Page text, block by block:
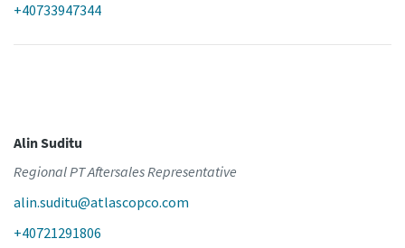
+40733947344
Alin Suditu
Regional PT Aftersales Representative
alin.suditu@atlascopco.com
+40721291806